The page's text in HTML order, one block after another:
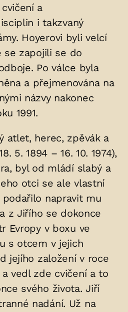
a
i takzvaný
Hoyerovi byli velcí
se zapojili se do
Po válce byla
a přejmenována na
názvy nakonec
1991.
atlet, herec, zpěvák a
5. 1894 – 16. 10. 1974),
byl od mládí slabý a
otci se ale vlastní
napravit mu
z Jiřího se dokonce
Evropy v boxu ve
s otcem v jejich
jejího založení v roce
a vedl zde cvičení a to
svého života. Jiří
nadání. Už na